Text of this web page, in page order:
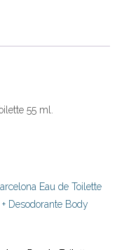
55 ml.